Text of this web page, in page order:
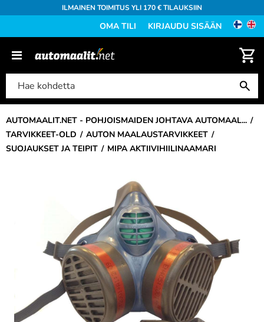
ILMAINEN TOIMITUS YLI 170 € TILAUKSIIN
OMA TILI KIRJAUDU SISÄÄN
AUTOMAALIT.NET - POHJOISMAIDEN JOHTAVA AUTOMAAL...
TARVIKKEET-OLD
AUTON MAALAUSTARVIKKEET
SUOJAUKSET JA TEIPIT
MIPA AKTIIVIHIILINAAMARI